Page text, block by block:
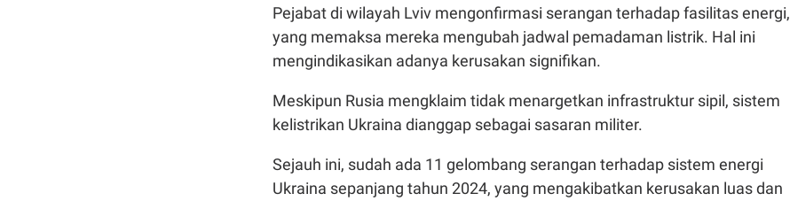
Pejabat di wilayah Lviv mengonfirmasi serangan terhadap fasilitas energi,
yang memaksa mereka mengubah jadwal pemadaman listrik. Hal ini
mengindikasikan adanya kerusakan signifikan.
Meskipun Rusia mengklaim tidak menargetkan infrastruktur sipil, sistem
kelistrikan Ukraina dianggap sebagai sasaran militer.
Sejauh ini, sudah ada 11 gelombang serangan terhadap sistem energi
Ukraina sepanjang tahun 2024, yang mengakibatkan kerusakan luas dan